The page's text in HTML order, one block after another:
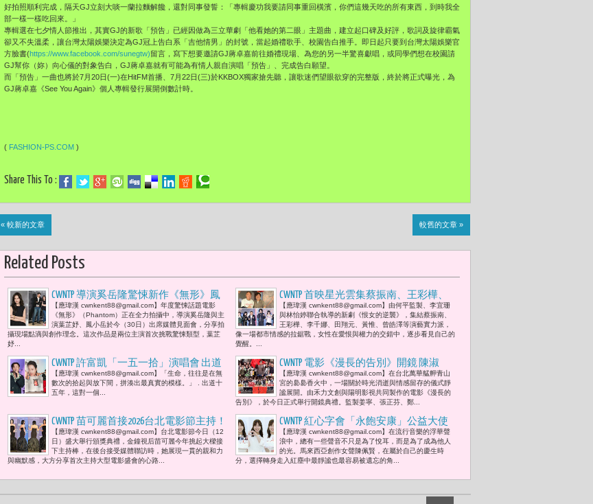
好拍照順利完成，隔天GJ立刻大啖一蘭拉麵解饞，還對同事發誓：「專輯慶功我要請同事重回橫濱，你們這幾天吃的所有東西，到時我全
部一樣一樣吃回來。」
專輯選在七夕情人節推出，其實GJ的新歌「預告」已經因做為三立華劇「他看她的第二眼」主題曲，建立起口碑及好評，歌詞及旋律霸氣
卻又不失溫柔，讓台灣太陽娛樂決定為GJ冠上告白系「吉他情男」的封號，當起婚禮歌手、校園告白推手。即日起只要到台灣太陽娛樂官
方臉書(https://www.facebook.com/sunegtw)留言，寫下想要邀請GJ蔣卓嘉前往婚禮現場、為您的另一半驚喜獻唱，或同學們想在校園請
GJ幫你（妳）向心儀的對象告白，GJ蔣卓嘉就有可能為有情人親自演唱「預告」、完成告白願望。
而「預告」一曲也將於7月20日(一)在HitFM首播、7月22日(三)於KKBOX獨家搶先聽，讓歌迷們望眼欲穿的完整版，終於將正式曝光，為
GJ蔣卓嘉《See You Again》個人專輯發行展開倒數計時。
( FASHION-PS.COM )
Share This To :
« 較新的文章 較舊的文章 »
Related Posts
CWNTP 導演奚岳隆驚悚新作《無形》鳳
小岳、葉芷妤打造本土隱形人世界 比美
希區考克心理驚悚劇
【應瑋漢 cwnkent88@gmail.com】年度驚悚話題電影
《無形》（Phantom）正在全力拍攝中，導演奚岳隆與主
演葉芷妤、鳳小岳於今（30日）出席媒體見面會，分享拍
攝現場點滴與創作理念。這次作品是兩位主演首次挑戰驚悚類型，葉芷
妤...
CWNTP 首映星光雲集蔡振南、王彩樺、
李千娜共演 《恨女的逆襲》揭開現代女
性逆襲序幕 金鐘獎個人音效獎得主余政
憲現身熱血支持何平
【應瑋漢 cwnkent88@gmail.com】由何平監製、李宜珊
與林怡婷聯合執導的新劇《恨女的逆襲》，集結蔡振南、
王彩樺、李千娜、田翔元、黃惟、曾皓澤等演藝實力派，
像一場都市情感的拉鋸戰，女性在愛恨與權力的交錯中，逐步看見自己的
覺醒。...
CWNTP 許富凱「一五一拾」演唱會 出道
15年10張專輯 《明日之星 Super Star》奪
冠開始 到第32屆金曲歌王「當流量決定
【應瑋漢 cwnkent88@gmail.com】「生命，往往是在無
數次的拾起與放下間，拼湊出最真實的模樣。」 . 出道十
五年，這對一個...
CWNTP 電影《漫長的告別》開鏡 陳淑
芳、王耀慶、李康生、尹馨 共同重拾家
的重量
【應瑋漢 cwnkent88@gmail.com】在台北萬華艋舺青山
宮的裊裊香火中，一場關於時光消逝與情感留存的儀式靜
謐展開。由禾力文創與陽明影視共同製作的電影《漫長的
告別》，於今日正式舉行開鏡典禮。監製姜寧、張正芬、鄭...
CWNTP 苗可麗首接2026台北電影節主持！
化身「典禮服務生」瘋狂Google做功
課、認人認到評審主席 簡國彥性感禮服
秀美背搭配「驚人天價」六千萬翡儷珠
寶 感謝郁芳姐
【應瑋漢 cwnkent88@gmail.com】台北電影節今日（12
日）盛大舉行頒獎典禮，金鐘視后苗可麗今年挑起大樑接
下主持棒，在後台接受媒體聯訪時，她展現一貫的親和力
與幽默感，大方分享首次主持大型電影盛會的心路...
CWNTP 紅心字會「永飽安康」公益大使
陳佩賢 生日之際為弱勢長輩點亮暖
燈 音樂與食糧行成一種名為「陪伴」的
最強大力量
【應瑋漢 cwnkent88@gmail.com】​在流行音樂的浮華聲
浪中，總有一些聲音不只是為了悅耳，而是為了成為他人
的光。馬來西亞創作女聲陳佩賢，在屬於自己的慶生時
分，選擇轉身走入紅塵中最靜謐也最容易被遺忘的角...